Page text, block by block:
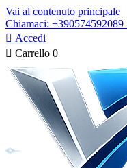
Vai al contenuto principale
Chiamaci:
 Accedi
 Carrello 0